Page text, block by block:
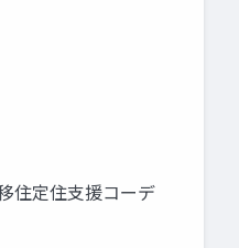
住定住支援コーデ